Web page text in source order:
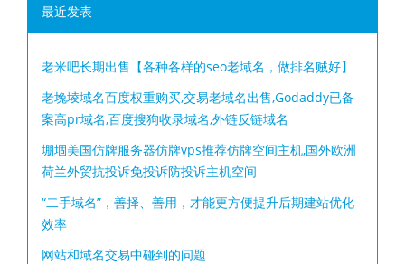
最近发表
老米吧长期出售【各种各样的seo老域名，做排名贼好】
老堍堎域名百度权重购买,交易老域名出售,Godaddy已备
案高pr域名,百度搜狗收录域名,外链反链域名
堋堌美国仿牌服务器仿牌vps推荐仿牌空间主机,国外欧洲
荷兰外贸抗投诉免投诉防投诉主机空间
“二手域名”，善择、善用，才能更方便提升后期建站优化
效率
网站和域名交易中碰到的问题